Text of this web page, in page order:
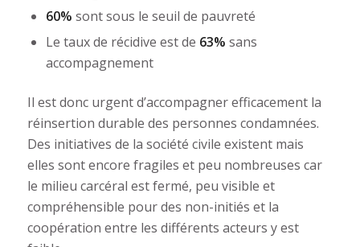
60% sont sous le seuil de pauvreté
Le taux de récidive est de 63% sans
accompagnement
Il est donc urgent d’accompagner efficacement la
réinsertion durable des personnes condamnées.
Des initiatives de la société civile existent mais
elles sont encore fragiles et peu nombreuses car
le milieu carcéral est fermé, peu visible et
compréhensible pour des non-initiés et la
coopération entre les différents acteurs y est